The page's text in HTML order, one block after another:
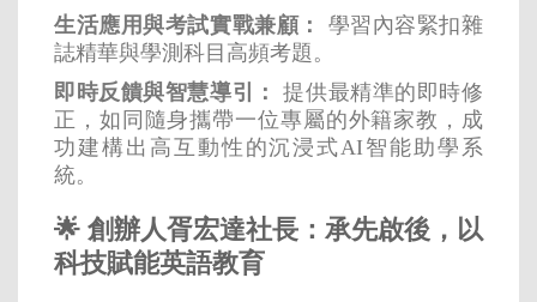
生活應用與考試實戰兼顧：
學習內容緊扣雜
誌精華與學測科目高頻考題。
即時反饋與智慧導引：
提供最精準的即時修
正，如同隨身攜帶一位專屬的外籍家教，成
功建構出高互動性的沉浸式AI智能助學系
統。
🌟 創辦人胥宏達社長：承先啟後，以
科技賦能英語教育